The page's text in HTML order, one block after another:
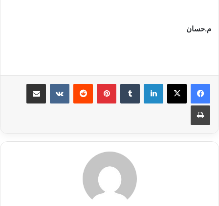
م.حسان
لينكدإن بينتيريست
طباعة